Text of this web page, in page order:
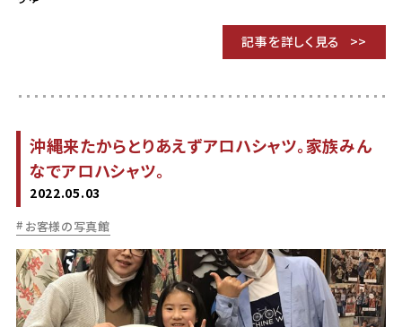
記事を詳しく見る
沖縄来たからとりあえずアロハシャツ。家族みん
なでアロハシャツ。
2022.05.03
お客様の写真館